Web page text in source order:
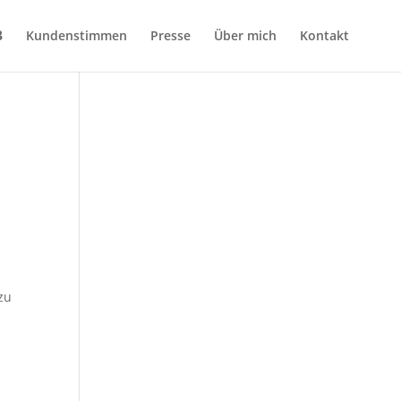
Kundenstimmen Presse Über mich Kontakt